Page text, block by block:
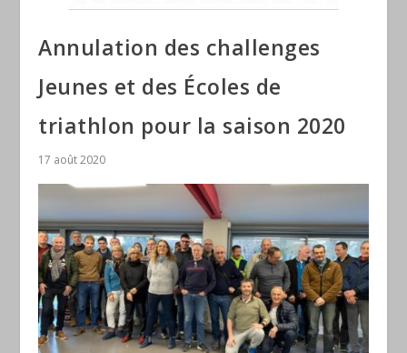
Annulation des challenges
Jeunes et des Écoles de
triathlon pour la saison 2020
17 août 2020